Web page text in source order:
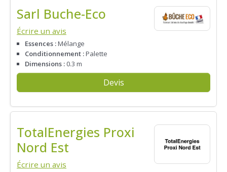
Sarl Buche-Eco
Écrire un avis
Essences :Mélange
Conditionnement :Palette
Dimensions : 0.3 m
Devis
TotalEnergies Proxi
Nord Est
Écrire un avis